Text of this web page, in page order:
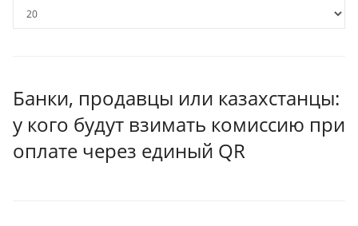
Банки, продавцы или казахстанцы:
у кого будут взимать комиссию при
оплате через единый QR